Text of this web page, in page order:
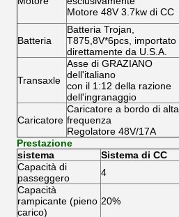
Motore 48V 3.7kw di CC
Batteria
Batteria Trojan,
T875,8V*6pcs, importato
direttamente da U.S.A.
Transaxle
Asse di GRAZIANO
dell'italiano
con il 1:12 della razione
dell'ingranaggio
Caricatore
Caricatore a bordo di alta
frequenza
Regolatore 48V/17A
Prestazione
sistema
Sistema di CC
Capacità di
passeggero
4
Capacità
rampicante (pieno
carico)
20%